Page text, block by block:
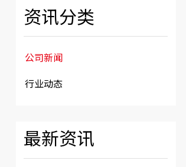
资讯分类
公司新闻
行业动态
最新资讯